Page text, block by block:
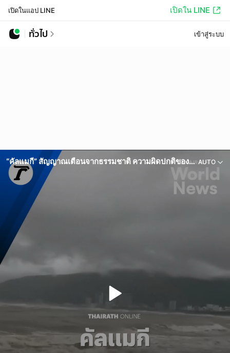
เปิดในแอป LINE เปิดใน LINE
ทั่วไป เข้าสู่ระบบ
“คัลแมกี” สัญญาณเตือนจากธรรมชาติ ความผิดปกติของสภาพภูมิอากาศ AUTO